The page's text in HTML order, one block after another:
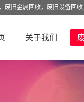
废旧金属回收，废旧设备回
关于我们